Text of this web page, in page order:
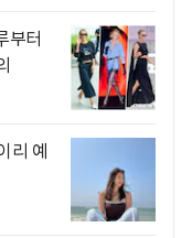
부터
리 예